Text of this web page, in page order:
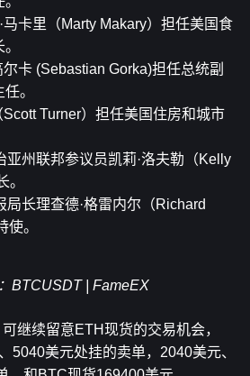
卡里（Marty Makary）担任美国食
卡 (Sebastian Gorka)担任总统副
。
Turner）担任美国住房和城市
亚州联邦参议员凯莉·洛夫勒（Kelly
。
长理查德·格雷内尔（Richard
。
BTCUSDT | FameEX
继续留意ETH现货的交易机会，
5040美元处挂的卖单，2040美元、